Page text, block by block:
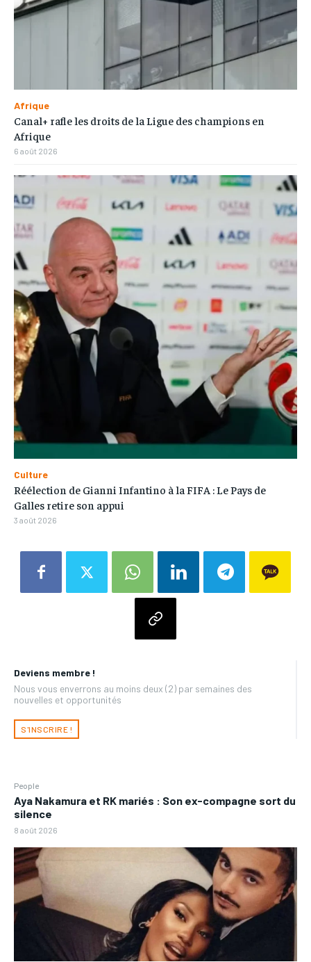
Deviens membre !
Nous vous enverrons au moins deux (2) par semaines des
nouvelles et opportunités
S'INSCRIRE !
People
Aya Nakamura et RK mariés : Son ex-compagne sort du
silence
8 août 2026
Afrique
Canal+ rafle les droits de la Ligue des champions en
Afrique
6 août 2026
Culture
Réélection de Gianni Infantino à la FIFA : Le Pays de
Galles retire son appui
3 août 2026